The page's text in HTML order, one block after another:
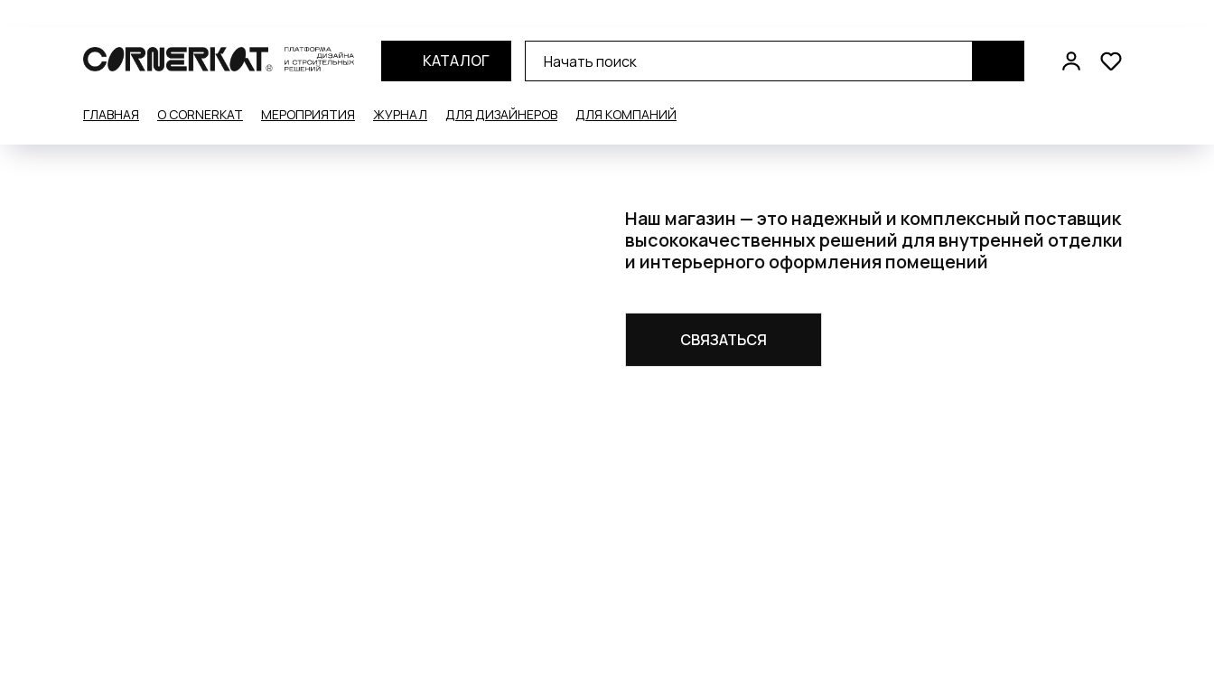
КАТАЛОГ
ГЛАВНАЯ О CORNERKAT МЕРОПРИЯТИЯ ЖУРНАЛ ДЛЯ ДИЗАЙНЕРОВ ДЛЯ КОМПАНИЙ
Наш магазин — это надежный и комплексный поставщик
высококачественных решений для внутренней отделки
и интерьерного оформления помещений
СВЯЗАТЬСЯ